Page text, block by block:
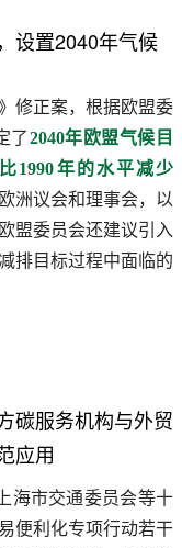
设置2040年气候
修正案，根据欧盟委
了2040年欧盟气候目
1990年的水平减少
洲议会和理事会，以
盟委员会还建议引入
排目标过程中面临的
碳服务机构与外贸
应用
海市交通委员会等十
便利化专项行动若干